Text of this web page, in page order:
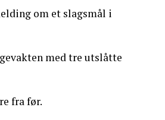
om et slagsmål i
med tre utslåtte
fra før.